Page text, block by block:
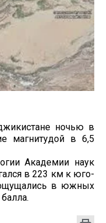
ночью в
магнитудой в 6,5
Академии наук
в 223 км к юго-
в южных